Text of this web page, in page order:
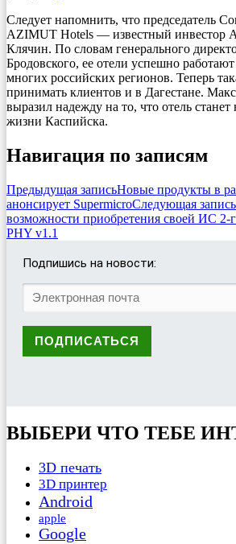
Следует напомнить, что председатель
AZIMUT Hotels — известный инвестор
Клячин. По словам генерального
Бродовского, ее отели успешно
многих российских регионов. Теперь
принимать клиентов и в Дагестане.
выразил надежду на то, что отель
жизни Каспийска.
Навигация по записям
Предыдущая записьНовые продукты в
анонсирует SupermicroСледующая запись
возможности приобретения своей ИС 2-
PHY v1.1
Подпишись на новости:
ВЫБЕРИ ЧТО ТЕБЕ
3D печать
3D принтер
Android
apple
Google